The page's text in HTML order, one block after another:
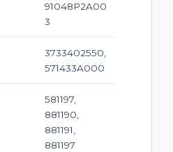
91048P2A00
3
3733402550,
571433A000
581197,
881190,
881191,
881197